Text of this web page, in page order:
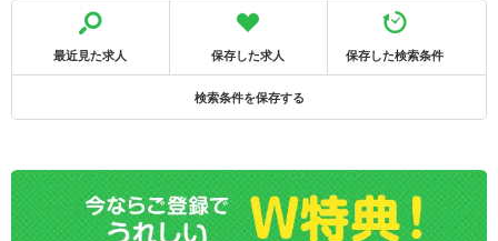
最近見た求人 保存した求人 保存した検索条件
検索条件を保存する